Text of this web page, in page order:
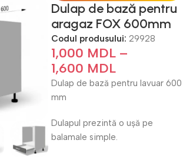
Dulap de bază pentru
aragaz FOX 600mm
Codul produsului: 29928
1,000 MDL –
1,600 MDL
Dulap de bază pentru lavuar 600
mm
Dulapul prezintă o ușă pe
balamale simple.